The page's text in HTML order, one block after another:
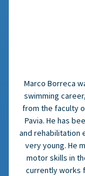
Marco Borreca
swimming
from the faculty
Pavia. He has
and rehabilitation
very young. He
motor skills in
currently works